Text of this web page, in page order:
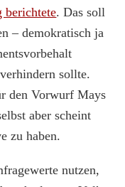
berichtete. Das soll
– demokratisch ja
sollte.
den Vorwurf Mays
aber scheint
zu haben.
nutzen,